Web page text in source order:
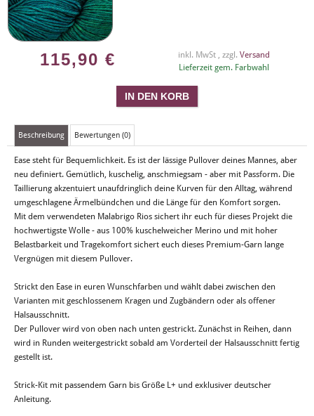
115,90 € inkl. MwSt , zzgl. Versand
Lieferzeit gem. Farbwahl
Beschreibung Bewertungen (0)
Ease steht für Bequemlichkeit. Es ist der lässige Pullover deines Mannes, aber
neu definiert. Gemütlich, kuschelig, anschmiegsam - aber mit Passform. Die
Taillierung akzentuiert unaufdringlich deine Kurven für den Alltag, während
umgeschlagene Ärmelbündchen und die Länge für den Komfort sorgen.
Mit dem verwendeten Malabrigo Rios sichert ihr euch für dieses Projekt die
hochwertigste Wolle - aus 100% kuschelweicher Merino und mit hoher
Belastbarkeit und Tragekomfort sichert euch dieses Premium-Garn lange
Vergnügen mit diesem Pullover.
Strickt den Ease in euren Wunschfarben und wählt dabei zwischen den
Varianten mit geschlossenem Kragen und Zugbändern oder als offener
Halsausschnitt.
Der Pullover wird von oben nach unten gestrickt. Zunächst in Reihen, dann
wird in Runden weitergestrickt sobald am Vorderteil der Halsausschnitt fertig
gestellt ist.
Strick-Kit mit passendem Garn bis Größe L+ und exklusiver deutscher
Anleitung.